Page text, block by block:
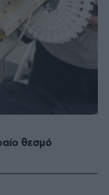
θεσμό